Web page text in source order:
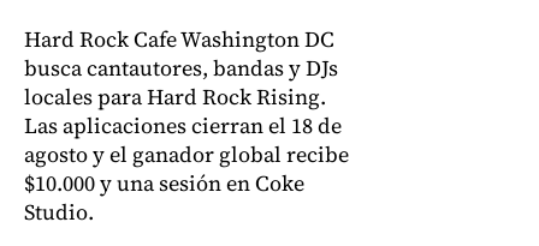
Hard Rock Cafe Washington DC
busca cantautores, bandas y DJs
locales para Hard Rock Rising.
Las aplicaciones cierran el 18 de
agosto y el ganador global recibe
$10.000 y una sesión en Coke
Studio.